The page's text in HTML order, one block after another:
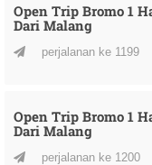
Open Trip Bromo 1
Dari Malang
perjalanan ke 1199
Open Trip Bromo 1
Dari Malang
perjalanan ke 1200